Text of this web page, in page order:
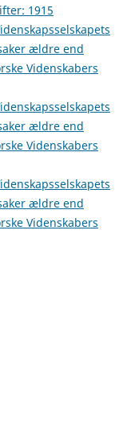
1915
ældre end
Videnskabers
ældre end
Videnskabers
ældre end
Videnskabers